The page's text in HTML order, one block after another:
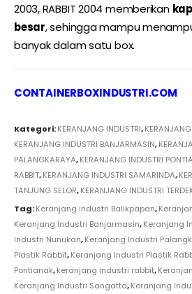
2003, RABBIT 2004 memberikan
besar, sehingga mampu
banyak dalam satu box.
CONTAINERBOXINDUSTRI.COM
Kategori:KERANJANG INDUSTRI,
KERANJANG INDUSTRI BANJARMASIN,
PALANGKARAYA,KERANJANG INDUSTRI
RABBIT,KERANJANG INDUSTRI SAMARINDA,
TANJUNG SELOR,KERANJANG INDUSTRI
Tag:Keranjang Industri Balikpapan,
Keranjang Industri Banjarmasin,Keranjang
Industri Nunukan,Keranjang Industri
Plastik Rabbit,Keranjang Industri Plastik
Pontianak,keranjang industri rabbit,
Keranjang Industri Sangatta,Keranjang